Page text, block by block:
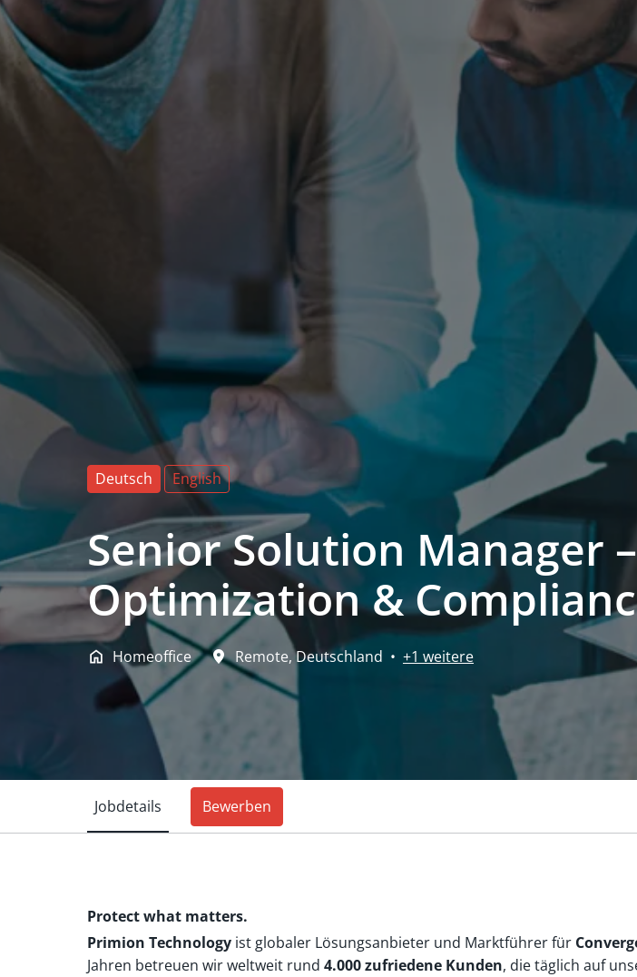
Deutsch English
Senior Solution Manager
Optimization &
Homeoffice Remote, Deutschland • +1 weitere
Jobdetails Bewerben
Protect what matters.
Primion Technology ist globaler Lösungsanbieter und Marktführer für
Jahren betreuen wir weltweit rund 4.000 zufriedene Kunden, die täglich auf